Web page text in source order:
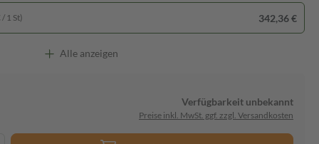
1 St) 342,36 €
Alle anzeigen
Verfügbarkeit unbekannt
Preise inkl. MwSt. ggf. zzgl. Versandkosten